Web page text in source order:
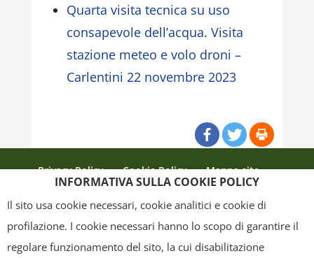
Quarta visita tecnica su uso
consapevole dell’acqua. Visita
stazione meteo e volo droni –
Carlentini 22 novembre 2023
Privacy Policy Cookie Policy
Mappa sito
- Tutti i contenuti di questa pagina (i testi, le immagini, la
INFORMATIVA SULLA COOKIE POLICY
Il sito usa cookie necessari, cookie analitici e cookie di
profilazione. I cookie necessari hanno lo scopo di garantire il
regolare funzionamento del sito, la cui disabilitazione